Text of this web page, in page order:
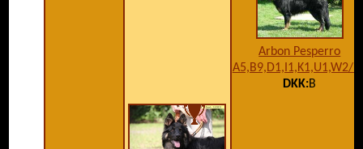
Arbon Pesperro
A5,B9,D1,I1,K1,U1,W2/
DKK:B